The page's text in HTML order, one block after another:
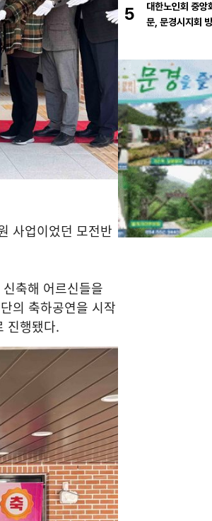
사업이었던 모전반
축해 어르신들을
의 축하공연을 시작
진행됐다.
5
대한노인회 중앙
문, 문경시지회